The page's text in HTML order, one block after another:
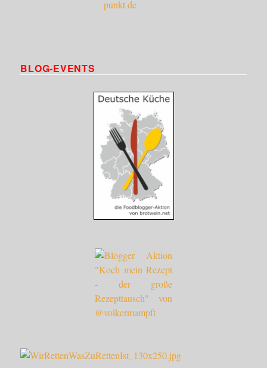
BLOG-EVENTS